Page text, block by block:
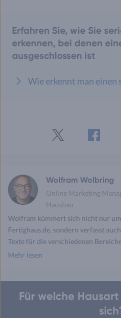
Erfahren Sie, wie Sie
erkennen, bei denen
ausgeschlossen ist
Wie erkennt man einen
Wolfram Wolbring
Online Marketing
Hausbau
Wolfram kümmert sich nicht nur
Fertighaus.de, sondern verfasst
Texte für die verschiedenen
Mehr lesen
Für welche